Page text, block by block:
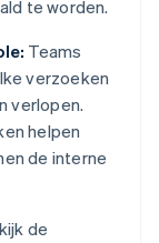
te worden.
Teams
verzoeken
verlopen.
helpen
de interne
de